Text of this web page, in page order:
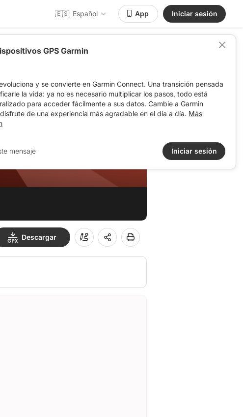
🇪🇸 Español App Iniciar sesión
Descargar
GPS Garmin
y se convierte en Garmin Connect. Una transición pensada
la vida: ya no es necesario multiplicar los pasos, todo está
para acceder fácilmente a sus datos. Cambie a Garmin
de una experiencia más agradable en el día a día. Más
mensaje Iniciar sesión